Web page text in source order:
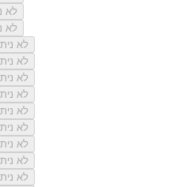
לא
לא
לא ניתן
לא ניתן
לא ניתן
לא ניתן
לא ניתן
לא ניתן
לא ניתן
לא ניתן
לא ניתן